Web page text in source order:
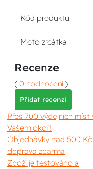
Kód produktu
Moto zrcátka
Recenze
( 0 hodnocení )
Přidat recenzi
Přes 700 výdejních míst
Vašem okolí!
Objednávky nad 500
doprava zdarma
Zboží je testováno a